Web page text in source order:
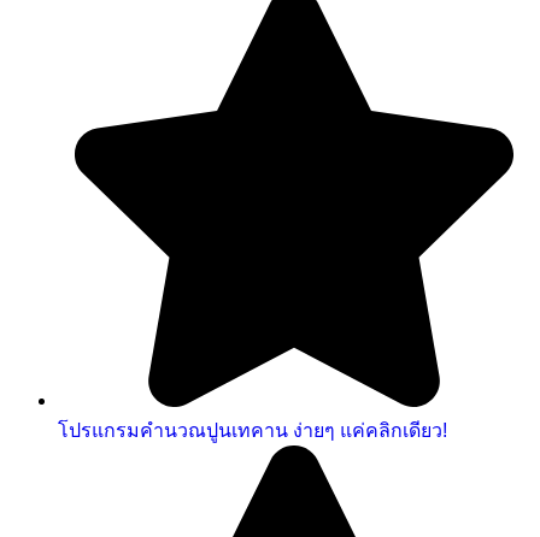
โปรแกรมคำนวณปูนเทคาน ง่ายๆ แค่คลิกเดียว!